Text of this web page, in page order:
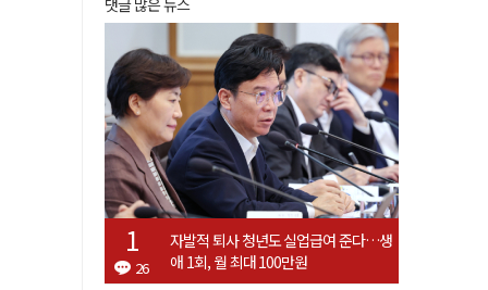
댓글 많은 뉴스
26
자발적 퇴사 청년도 실업급여 준다…생
애 1회, 월 최대 100만원